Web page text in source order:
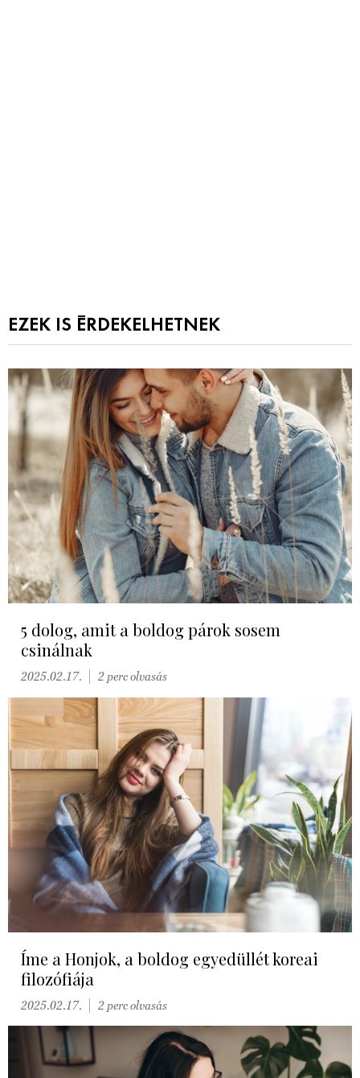
EZEK IS ÉRDEKELHETNEK
5 dolog, amit a boldog párok sosem
csinálnak
2025.02.17. 2 perc olvasás
Íme a Honjok, a boldog egyedüllét koreai
filozófiája
2025.02.17. 2 perc olvasás